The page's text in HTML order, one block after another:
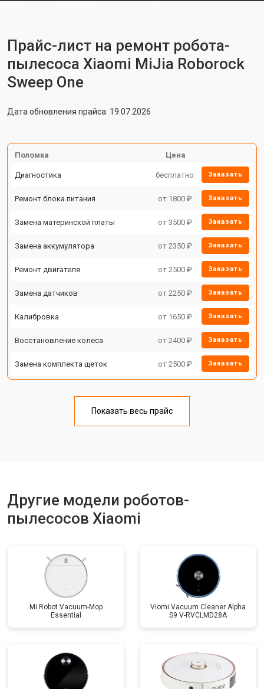
Прайс-лист на ремонт робота-
пылесоса Xiaomi MiJia Roborock
Sweep One
Дата обновления прайса: 19.07.2026
Поломка Цена
Диагностика бесплатно Заказать
Ремонт блока питания от 1800 ₽ Заказать
Замена материнской платы от 3500 ₽ Заказать
Замена аккумулятора от 2350 ₽ Заказать
Ремонт двигателя от 2500 ₽ Заказать
Замена датчиков от 2250 ₽ Заказать
Калибровка от 1650 ₽ Заказать
Восстановление колеса от 2400 ₽ Заказать
Замена комплекта щеток от 2500 ₽ Заказать
Показать весь прайс
Другие модели роботов-
пылесосов Xiaomi
Mi Robot Vacuum-Mop
Essential
Viomi Vacuum Cleaner Alpha
S9 V-RVCLMD28A